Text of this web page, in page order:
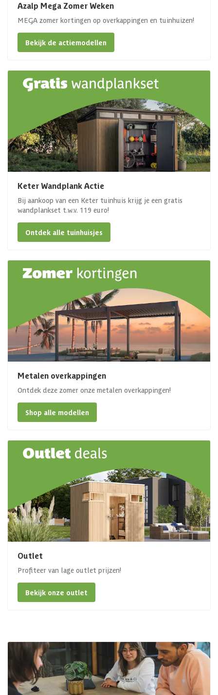
Azalp Mega Zomer Weken
MEGA zomer kortingen op overkappingen en tuinhuizen!
Bekijk de actiemodellen
Keter Wandplank Actie
Bij aankoop van een Keter tuinhuis krijg je een gratis
wandplankset t.w.v. 119 euro!
Ontdek alle tuinhuisjes
Metalen overkappingen
Ontdek deze zomer onze metalen overkappingen!
Shop alle modellen
Outlet
Profiteer van lage outlet prijzen!
Bekijk onze outlet